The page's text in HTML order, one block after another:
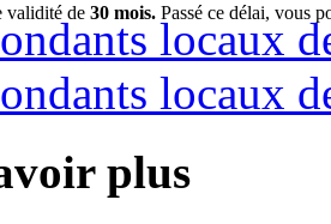
validité de 30 mois. Passé ce délai, vous
locaux
locaux
plus